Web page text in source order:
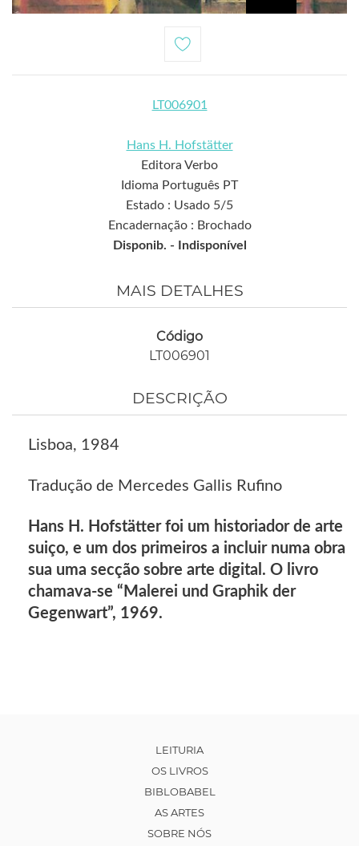
LT006901
Hans H. Hofstätter
Editora Verbo
Idioma Português PT
Estado : Usado 5/5
Encadernação : Brochado
Disponib. -
Indisponível
MAIS DETALHES
Código
LT006901
DESCRIÇÃO
Lisboa, 1984
Tradução de Mercedes Gallis Rufino
Hans H. Hofstätter foi um historiador de arte
suiço, e um dos primeiros a incluir numa obra
sua uma secção sobre arte digital. O livro
chamava-se “Malerei und Graphik der
Gegenwart”, 1969.
LEITURIA
OS LIVROS
BIBLOBABEL
AS ARTES
SOBRE NÓS